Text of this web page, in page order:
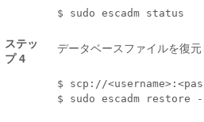
$ sudo escadm status
ステッ
プ 4
データベースファイルを復元
$ scp://